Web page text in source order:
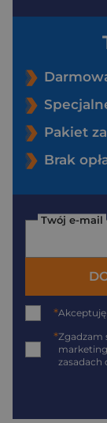
Pakiet
Brak
Twój e-mail
*Akceptuję
*Zgadzam
zasadach